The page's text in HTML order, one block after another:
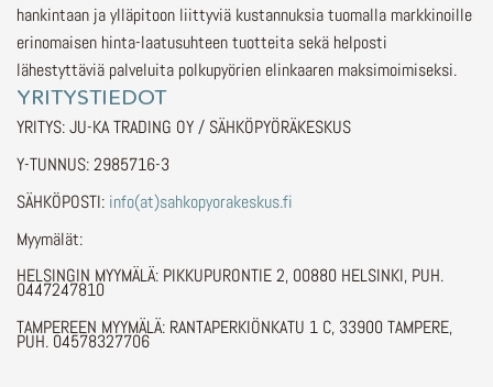
hankintaan ja ylläpitoon liittyviä kustannuksia tuomalla markkinoille
erinomaisen hinta-laatusuhteen tuotteita sekä helposti
lähestyttäviä palveluita polkupyörien elinkaaren maksimoimiseksi.
YRITYSTIEDOT
YRITYS: JU-KA TRADING OY / SÄHKÖPYÖRÄKESKUS
Y-TUNNUS: 2985716-3
SÄHKÖPOSTI: info(at)sahkopyorakeskus.fi
Myymälät:
HELSINGIN MYYMÄLÄ: PIKKUPURONTIE 2, 00880 HELSINKI, PUH.
0447247810
TAMPEREEN MYYMÄLÄ: RANTAPERKIÖNKATU 1 C, 33900 TAMPERE,
PUH. 04578327706